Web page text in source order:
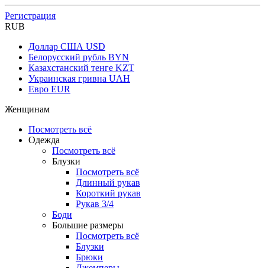
Регистрация
RUB
Доллар США USD
Белорусский рубль BYN
Казахстанский тенге KZT
Украинская гривна UAH
Евро EUR
Женщинам
Посмотреть всё
Одежда
Посмотреть всё
Блузки
Посмотреть всё
Длинный рукав
Короткий рукав
Рукав 3/4
Боди
Большие размеры
Посмотреть всё
Блузки
Брюки